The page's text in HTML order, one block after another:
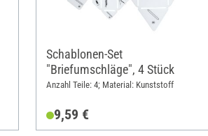
Schablonen-Set
"Briefumschläge", 4 Stück
Anzahl Teile: 4; Material: Kunststoff
9,59 €